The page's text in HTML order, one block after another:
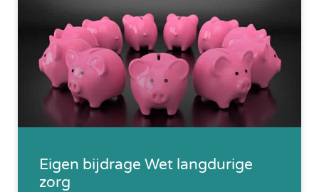
Eigen bijdrage Wet langdurige
zorg